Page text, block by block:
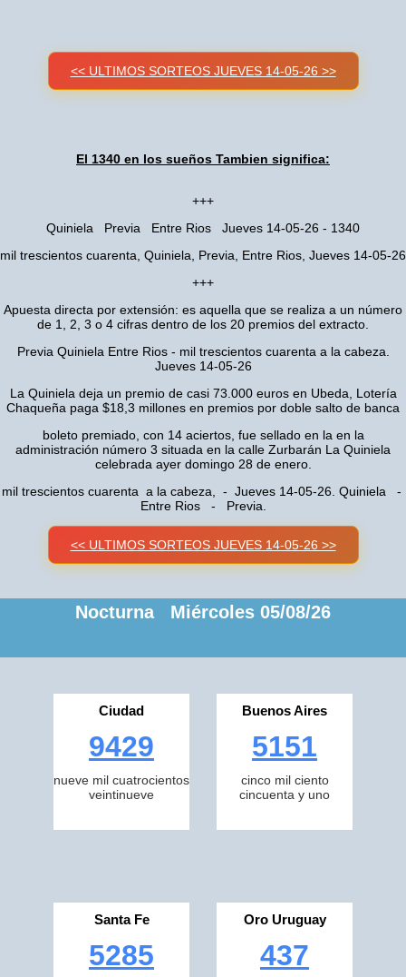
<< ULTIMOS SORTEOS JUEVES 14-05-26 >>
El 1340 en los sueños Tambien significa:
+++
Quiniela Previa Entre Rios Jueves 14-05-26 - 1340
mil trescientos cuarenta, Quiniela, Previa, Entre Rios, Jueves 14-05-26
+++
Apuesta directa por extensión: es aquella que se realiza a un número
de 1, 2, 3 o 4 cifras dentro de los 20 premios del extracto.
Previa Quiniela Entre Rios - mil trescientos cuarenta a la cabeza.
Jueves 14-05-26
La Quiniela deja un premio de casi 73.000 euros en Ubeda, Lotería
Chaqueña paga $18,3 millones en premios por doble salto de banca
boleto premiado, con 14 aciertos, fue sellado en la en la
administración número 3 situada en la calle Zurbarán La Quiniela
celebrada ayer domingo 28 de enero.
mil trescientos cuarenta a la cabeza, - Jueves 14-05-26. Quiniela -
Entre Rios - Previa.
<< ULTIMOS SORTEOS JUEVES 14-05-26 >>
Nocturna Miércoles 05/08/26
Ciudad
9429
nueve mil cuatrocientos
veintinueve
Buenos Aires
5151
cinco mil ciento
cincuenta y uno
Santa Fe
5285
Oro Uruguay
437